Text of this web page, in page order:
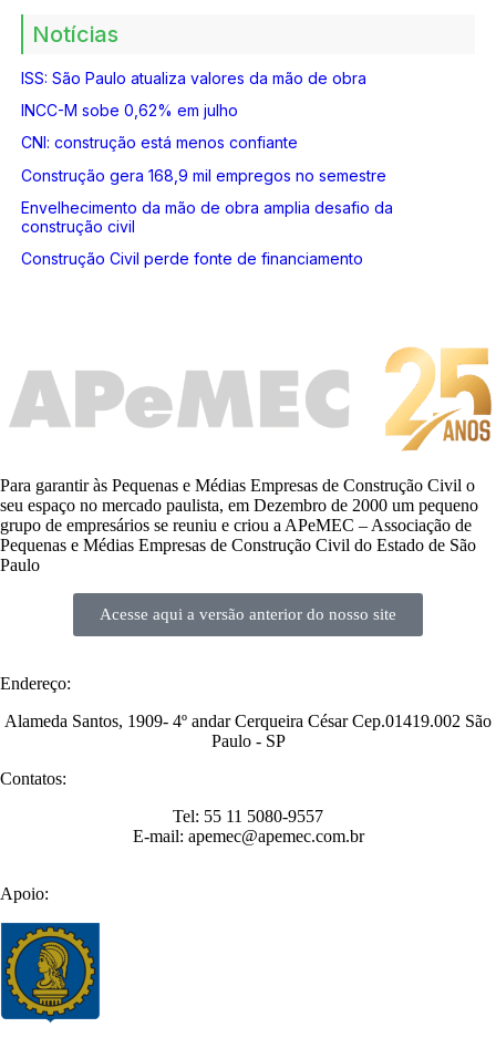
Notícias
ISS: São Paulo atualiza valores da mão de obra
INCC-M sobe 0,62% em julho
CNI: construção está menos confiante
Construção gera 168,9 mil empregos no semestre
Envelhecimento da mão de obra amplia desafio da
construção civil
Construção Civil perde fonte de financiamento
Para garantir às Pequenas e Médias Empresas de Construção Civil o
seu espaço no mercado paulista, em Dezembro de 2000 um pequeno
grupo de empresários se reuniu e criou a APeMEC – Associação de
Pequenas e Médias Empresas de Construção Civil do Estado de São
Paulo
Acesse aqui a versão anterior do nosso site
Endereço:
Alameda Santos, 1909- 4º andar Cerqueira César Cep.01419.002 São
Paulo - SP
Contatos:
Tel: 55 11 5080-9557
E-mail: apemec@apemec.com.br
Apoio: